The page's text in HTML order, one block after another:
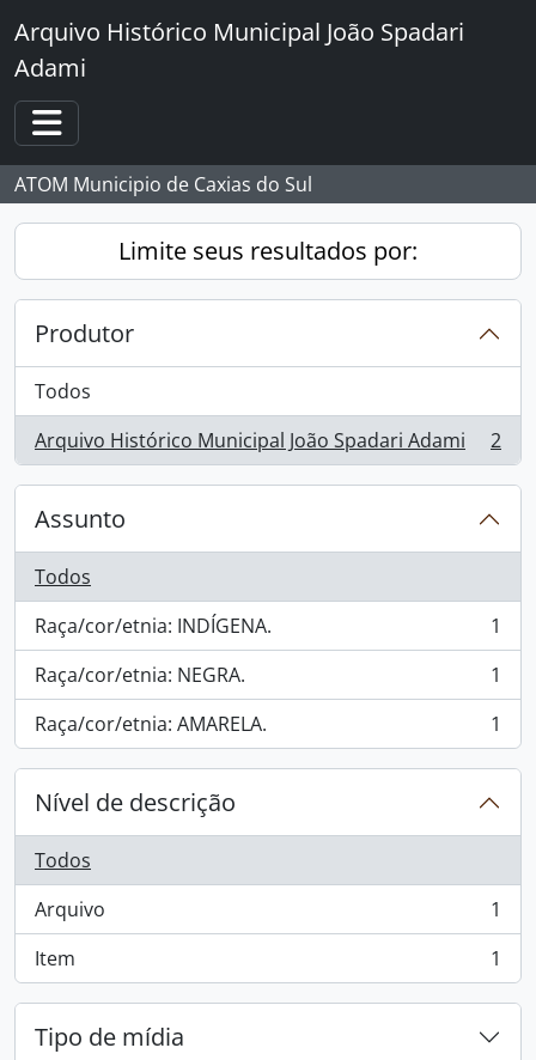
Skip to main content
Arquivo Histórico Municipal João Spadari
Adami
Toggle navigation
ATOM Municipio de Caxias do Sul
Limite seus resultados por:
Produtor
Todos
Arquivo Histórico Municipal João Spadari Adami
, 2 resultados 2
Assunto
Todos
Raça/cor/etnia: INDÍGENA.
, 1 resultados
1
Raça/cor/etnia: NEGRA.
, 1 resultados
1
Raça/cor/etnia: AMARELA.
, 1 resultados 1
Nível de descrição
Todos
Arquivo
, 1 resultados
1
Item
, 1 resultados 1
Tipo de mídia